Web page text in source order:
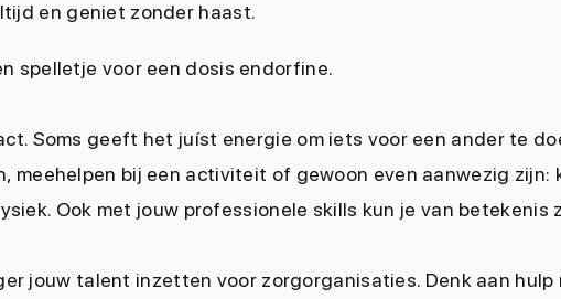
en geniet zonder haast.
spelletje voor een dosis endorfine.
Soms geeft het juíst energie om iets voor een ander te
meehelpen bij een activiteit of gewoon even aanwezig
Ook met jouw professionele skills kun je van betekenis
jouw talent inzetten voor zorgorganisaties. Denk aan